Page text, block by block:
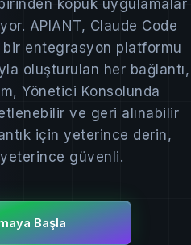
kopuk uygulamalar
APIANT, Claude Code
entegrasyon platformu
oluşturulan her bağlantı,
Yönetici Konsolunda
ve geri alınabilir
için yeterince derin,
güvenli.
Başla